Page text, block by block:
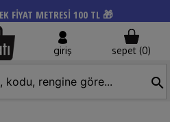
FİYAT METRESİ 100 TL 🎁
giriş sepet (0)
search